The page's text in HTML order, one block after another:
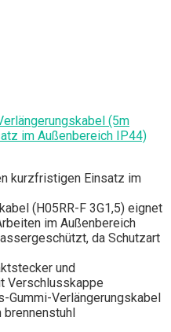
(5m
im Außenbereich IP44)
kurzfristigen Einsatz im
(H05RR-F 3G1,5) eignet
im Außenbereich
da Schutzart
und
Verschlusskappe
Gummi-Verlängerungskabel